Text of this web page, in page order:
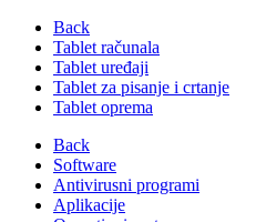
Back
Tablet računala
Tablet uređaji
Tablet za pisanje i crtanje
Tablet oprema
Back
Software
Antivirusni programi
Aplikacije